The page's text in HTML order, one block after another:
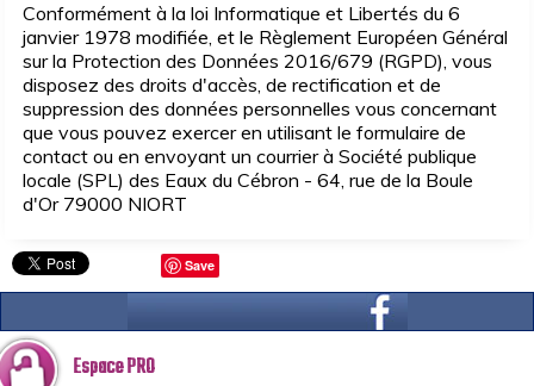
Conformément à la loi Informatique et Libertés du 6
janvier 1978 modifiée, et le Règlement Européen Général
sur la Protection des Données 2016/679 (RGPD), vous
disposez des droits d'accès, de rectification et de
suppression des données personnelles vous concernant
que vous pouvez exercer en utilisant le formulaire de
contact ou en envoyant un courrier à Société publique
locale (SPL) des Eaux du Cébron - 64, rue de la Boule
d'Or 79000 NIORT
Save
Espace PRO